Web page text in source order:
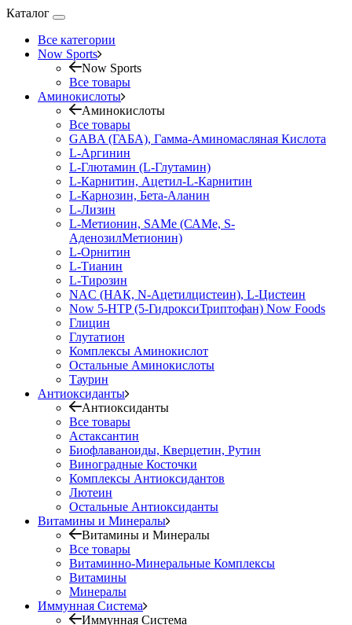
Каталог
Все категории
Now Sports
Now Sports
Все товары
Аминокислоты
Аминокислоты
Все товары
GABA (ГАБА), Гамма-Аминомасляная Кислота
L-Аргинин
L-Глютамин (L-Глутамин)
L-Карнитин, Ацетил-L-Карнитин
L-Карнозин, Бета-Аланин
L-Лизин
L-Метионин, SAMe (САМе, S-
АденозилМетионин)
L-Орнитин
L-Тианин
L-Тирозин
NAC (НАК, N-Ацетилцистеин), L-Цистеин
Now 5-HTP (5-ГидроксиТриптофан) Now Foods
Глицин
Глутатион
Комплексы Аминокислот
Остальные Аминокислоты
Таурин
Антиоксиданты
Антиоксиданты
Все товары
Астаксантин
Биофлаваноиды, Кверцетин, Рутин
Виноградные Косточки
Комплексы Антиоксидантов
Лютеин
Остальные Антиоксиданты
Витамины и Минералы
Витамины и Минералы
Все товары
Витаминно-Минеральные Комплексы
Витамины
Минералы
Иммунная Система
Иммунная Система